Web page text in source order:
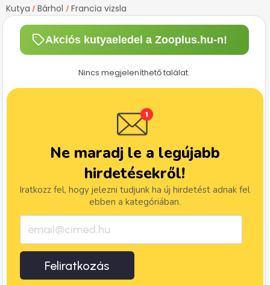
Kutya / Bárhol / Francia vizsla
Akciós kutyaeledel a Zooplus.hu-n!
Nincs megjeleníthető találat.
Ne maradj le a legújabb
hirdetésekről!
Iratkozz fel, hogy jelezni tudjunk ha új hirdetést adnak fel
ebben a kategóriában.
Feliratkozás